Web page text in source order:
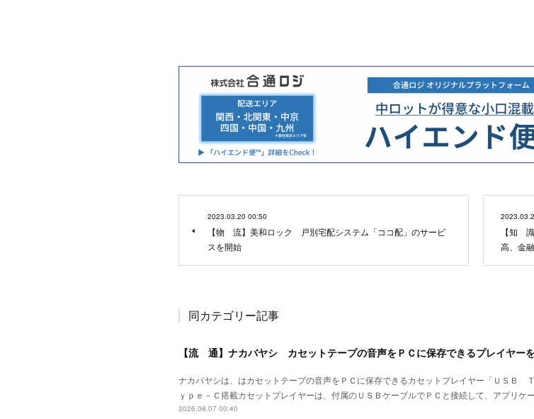
2023.03.20 00:50
【物 流】美和ロック 戸別宅配システム「ココ配」のサービ
スを開始
【知
高、金
同カテゴリー記事
【流 通】ナカバヤシ カセットテープの音声をＰＣに保存できるプレイヤー
ナカバヤシは、はカセットテープの音声をＰＣに保存できるカセットプレイヤー「ＵＳＢ
ｙｐｅ－Ｃ搭載カセットプレイヤーは、付属のＵＳＢケーブルでＰＣと接続して、アプリ
2026.08.07 00:40